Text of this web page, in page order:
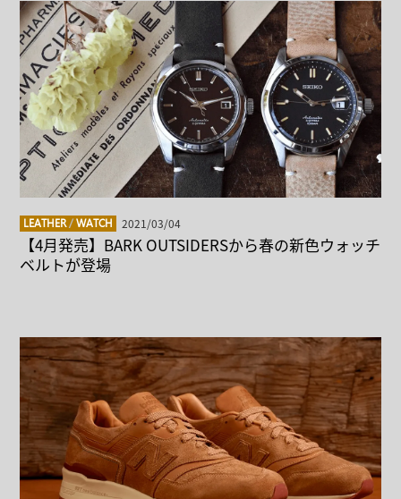
LEATHER /WATCH 2021/03/04
【4月発売】BARK OUTSIDERSから春の新色ウォッチ
ベルトが登場